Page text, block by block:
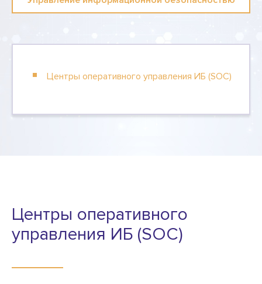
Центры оперативного управления ИБ (SOC)
Центры оперативного
управления ИБ (SOC)